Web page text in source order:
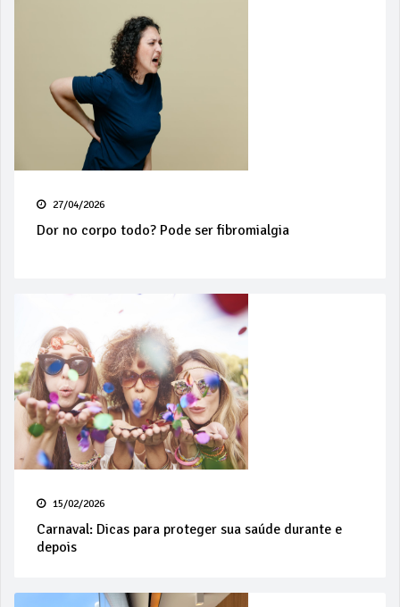
27/04/2026
Dor no corpo todo? Pode ser fibromialgia
15/02/2026
Carnaval: Dicas para proteger sua saúde durante e
depois